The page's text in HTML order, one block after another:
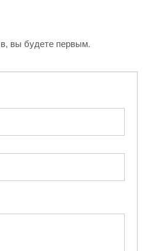
вы будете первым.